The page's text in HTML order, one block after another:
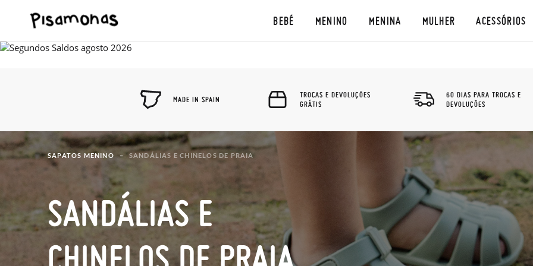
BEBÉ MENINO MENINA MULHER ACESSÓRIOS
MADE IN SPAIN
TROCAS E DEVOLUÇÕES
GRÁTIS
60 DIAS PARA TROCAS E
DEVOLUÇÕES
SAPATOS MENINO SANDÁLIAS E CHINELOS DE PRAIA
SANDÁLIAS E